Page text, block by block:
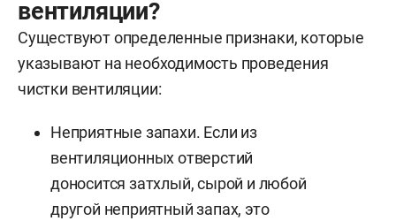
вентиляции?
Существуют определенные признаки, которые
указывают на необходимость проведения
чистки вентиляции:
Неприятные запахи. Если из
вентиляционных отверстий
доносится затхлый, сырой и любой
другой неприятный запах, это